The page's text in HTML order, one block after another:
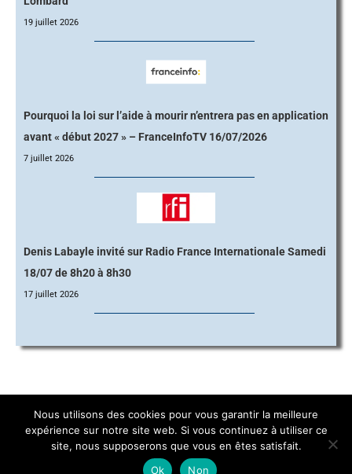
19 juillet 2026
Pourquoi la loi sur l’aide à mourir n’entrera pas en application
avant « début 2027 » – FranceInfoTV 16/07/2026
7 juillet 2026
Denis Labayle invité sur Radio France Internationale Samedi
18/07 de 8h20 à 8h30
17 juillet 2026
Navigation
© Copyright 2026 | Citoyens pour une mort Choisie (Le Choix) | FRANCE
Nous utilisons des cookies pour vous garantir la meilleure
expérience sur notre site web. Si vous continuez à utiliser ce
site, nous supposerons que vous en êtes satisfait.
Ok
Non